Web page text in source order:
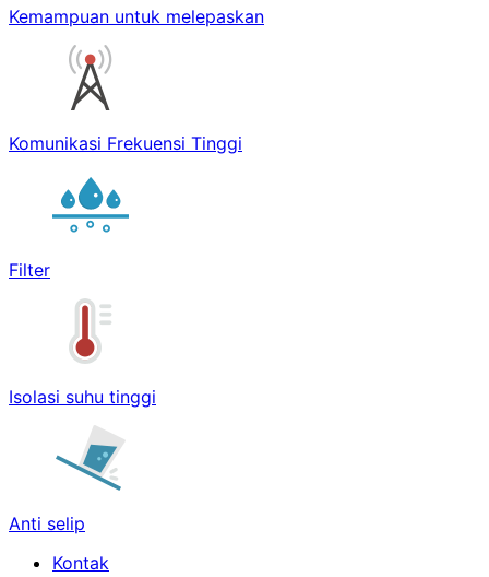
Kemampuan untuk melepaskan
Komunikasi Frekuensi Tinggi
Filter
Isolasi suhu tinggi
Anti selip
Kontak